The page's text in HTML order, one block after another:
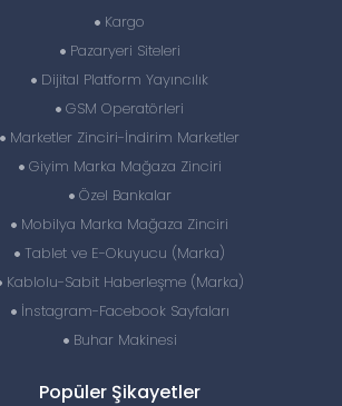
Kargo
Pazaryeri Siteleri
Dijital Platform Yayıncılık
GSM Operatörleri
Marketler Zinciri-İndirim Marketler
Giyim Marka Mağaza Zinciri
Özel Bankalar
Mobilya Marka Mağaza Zinciri
Tablet ve E-Okuyucu (Marka)
Kablolu-Sabit Haberleşme (Marka)
İnstagram-Facebook Sayfaları
Buhar Makinesi
Popüler Şikayetler